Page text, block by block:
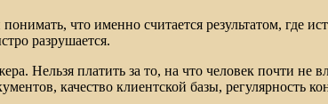
что именно считается результатом, где
разрушается.
Нельзя платить за то, на что человек почти
качество клиентской базы, регулярность